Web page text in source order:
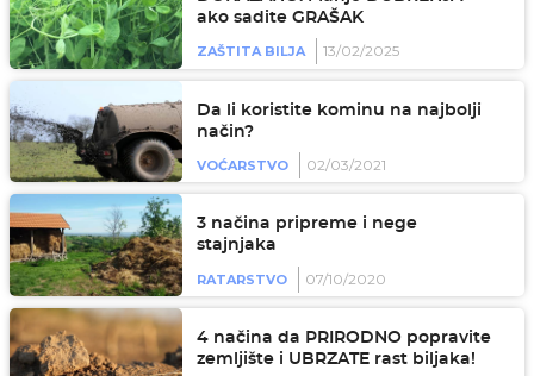
ako sadite GRAŠAK
ZAŠTITA BILJA 13/02/2025
Da li koristite kominu na najbolji
način?
VOĆARSTVO 02/03/2021
3 načina pripreme i nege
stajnjaka
RATARSTVO 07/10/2020
4 načina da PRIRODNO popravite
zemljište i UBRZATE rast biljaka!